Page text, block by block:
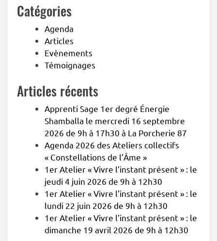
Catégories
Agenda
Articles
Evènements
Témoignages
Articles récents
Apprenti Sage 1er degré Énergie
Shamballa le mercredi 16 septembre
2026 de 9h à 17h30 à La Porcherie 87
Agenda 2026 des Ateliers collectifs
« Constellations de l’Âme »
1er Atelier « Vivre l’instant présent » : le
jeudi 4 juin 2026 de 9h à 12h30
1er Atelier « Vivre l’instant présent » : le
lundi 22 juin 2026 de 9h à 12h30
1er Atelier « Vivre l’instant présent » : le
dimanche 19 avril 2026 de 9h à 12h30